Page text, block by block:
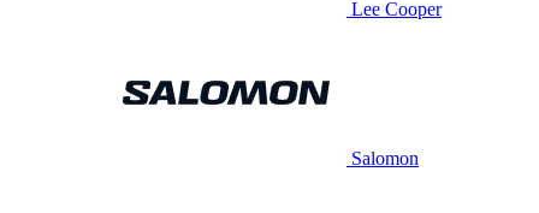
Lee Cooper
Salomon